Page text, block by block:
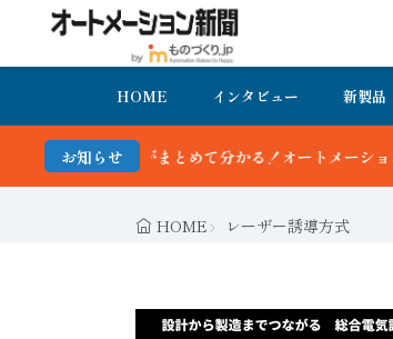
HOME インタビュー 新製品
お知らせ
動向がまとめて分かる！オートメーション新聞 最新
HOME レーザー誘導方式